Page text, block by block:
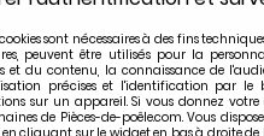
sont nécessaires à des fins
peuvent être utilisés pour la
et du contenu, la connaissance de
précises et l'identification par le
sur un appareil. Si vous donnez votre
de Pièces-de-poêle.com. Vous